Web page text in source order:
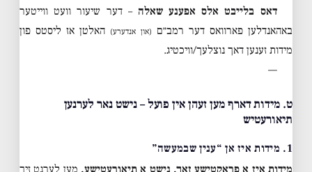
דאס בלייבט אלס אפענע שאלה – דער שיעור וועט ווייטער
באהאנדלען פארוואס דער רמב״ם (און אנדערע) האלטן אז ליסטס פון
מידות זענען דאך נוצלעך/וויכטיג.
—
ט. מידות דארף מען זעהן אין פועל – נישט נאר לערנען
תיאורעטיש
1. מידות איז אן “ענין שבמעשה”
מידות איז א פראקטישע זאך, נישט א תיאורעטישע. מען לערנט זיך